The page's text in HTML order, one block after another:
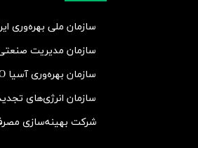
سازمان ملی بهره‌وری
سازمان مدیریت
سازمان بهره‌وری آسیا APO
سازمان انرژی‌های
شرکت بهينه‌سازی